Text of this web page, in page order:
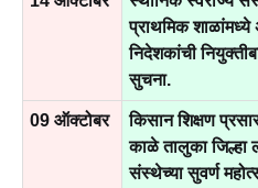
प्राथमिक
निदेशकांची
सुचना.
09 ऑक्टोबर
किसान शिक्षण
काळे तालुका जिल्हा
संस्थेच्या सुवर्ण